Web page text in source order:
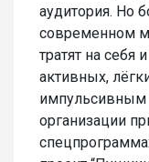
аудитория. Но
современном
тратят на себя
активных,
импульсивным
организации